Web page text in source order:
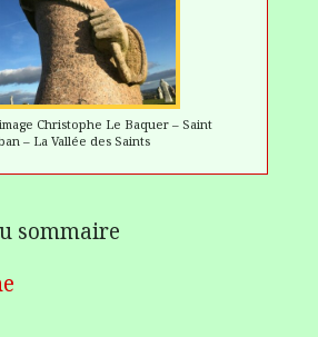
Christophe Le Baquer – Saint
– LaVallée des Saints
sommaire